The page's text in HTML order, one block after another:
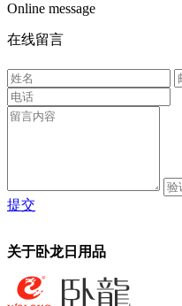
Online message
在线留言
提交
关于卧龙日用品